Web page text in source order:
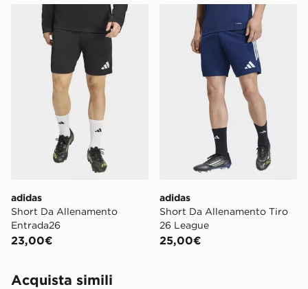
adidas Short Da Allenamento Entrada26
adidas
Short Da Allenamento
Entrada26
23,00€
adidas Short Da
adidas
Short Da Allenamento Tiro
26 League
25,00€
Acquista simili